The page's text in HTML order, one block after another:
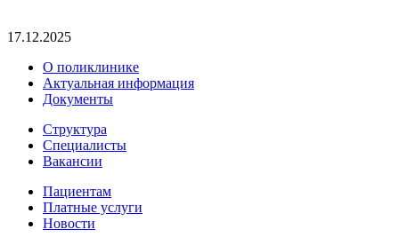
17.12.2025
О поликлинике
Актуальная информация
Документы
Структура
Специалисты
Вакансии
Пациентам
Платные услуги
Новости